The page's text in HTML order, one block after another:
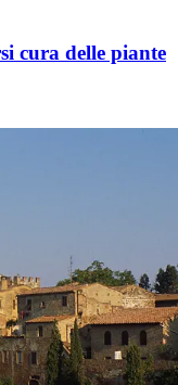
cura delle piante